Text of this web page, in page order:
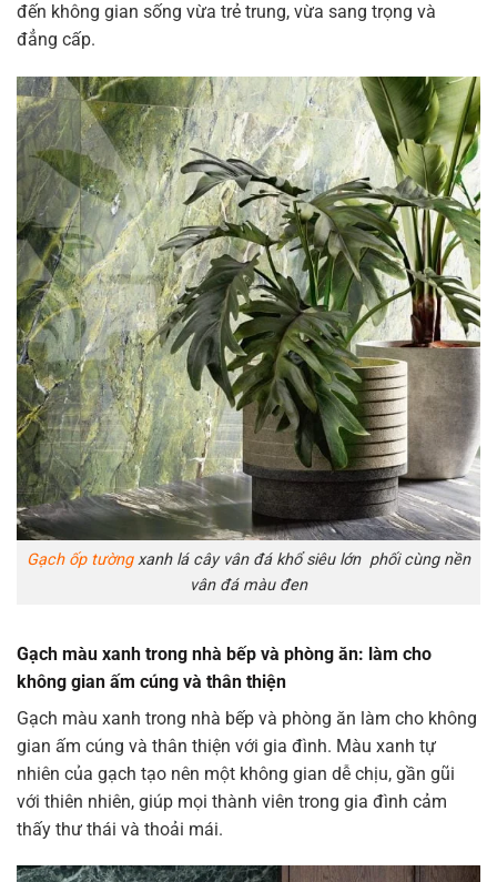
đến không gian sống vừa trẻ trung, vừa sang trọng và
đẳng cấp.
Gạch ốp tườngxanh lá cây vân đá khổ siêu lớn phối cùng nền
vân đá màu đen
Gạch màu xanh trong nhà bếp và phòng ăn: làm cho
không gian ấm cúng và thân thiện
Gạch màu xanh trong nhà bếp và phòng ăn làm cho không
gian ấm cúng và thân thiện với gia đình. Màu xanh tự
nhiên của gạch tạo nên một không gian dễ chịu, gần gũi
với thiên nhiên, giúp mọi thành viên trong gia đình cảm
thấy thư thái và thoải mái.